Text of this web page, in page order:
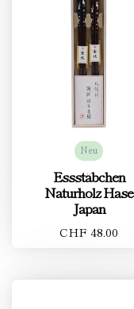
Neu
Essstäbchen
Naturholz Hase
Japan
CHF 48.00